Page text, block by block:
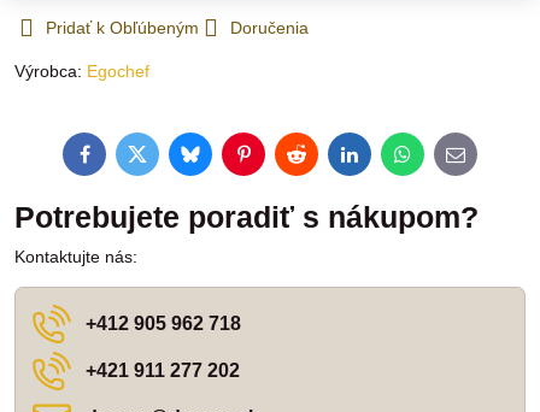
Pridať k Obľúbeným Doručenia
Výrobca: Egochef
FacebookTwitterBlueskyPinterestRedditLinkedInWhatsApp
E-
mail
Potrebujete poradiť s nákupom?
Kontaktujte nás:
+412 905 962 718
+421 911 277 202